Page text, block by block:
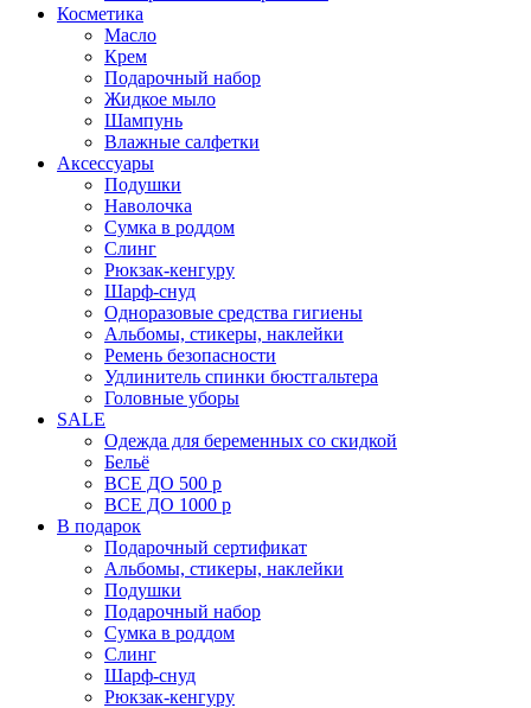
Косметика
Масло
Крем
Подарочный набор
Жидкое мыло
Шампунь
Влажные салфетки
Аксессуары
Подушки
Наволочка
Сумка в роддом
Cлинг
Рюкзак-кенгуру
Шарф-снуд
Одноразовые средства гигиены
Альбомы, стикеры, наклейки
Ремень безопасности
Удлинитель спинки бюстгальтера
Головные уборы
SALE
Одежда для беременных со скидкой
Бельё
ВСЕ ДО 500 р
ВСЕ ДО 1000 р
В подарок
Подарочный сертификат
Альбомы, стикеры, наклейки
Подушки
Подарочный набор
Сумка в роддом
Слинг
Шарф-снуд
Рюкзак-кенгуру